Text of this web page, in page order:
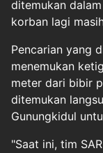
ditemukan
korban lagi
Pencarian yang
menemukan
meter dari bibir
ditemukan
Gunungkidul
"Saat ini, tim